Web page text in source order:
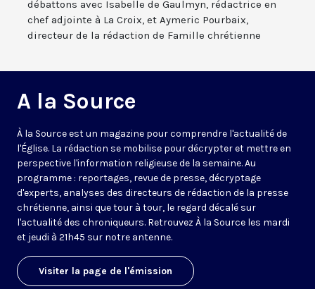
débattons avec Isabelle de Gaulmyn, rédactrice en
chef adjointe à La Croix, et Aymeric Pourbaix,
directeur de la rédaction de Famille chrétienne
A la Source
À la Source est un magazine pour comprendre l'actualité de
l'Église. La rédaction se mobilise pour décrypter et mettre en
perspective l'information religieuse de la semaine. Au
programme : reportages, revue de presse, décryptage
d'experts, analyses des directeurs de rédaction de la presse
chrétienne, ainsi que tour à tour, le regard décalé sur
l'actualité des chroniqueurs. Retrouvez À la Source les mardi
et jeudi à 21h45 sur notre antenne.
Visiter la page de l'émission